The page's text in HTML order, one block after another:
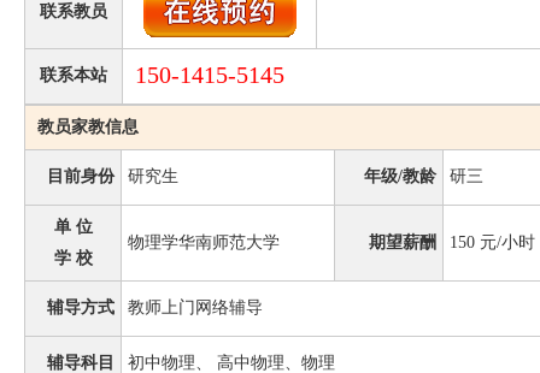
联系教员
联系本站 150-1415-5145
教员家教信息
目前身份 研究生 年级/教龄 研三
单 位
学 校
物理学华南师范大学 期望薪酬 150 元/小时
辅导方式 教师上门网络辅导
辅导科目 初中物理、 高中物理、物理